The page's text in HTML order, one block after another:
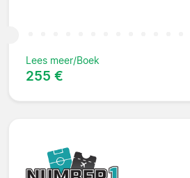
Lees meer/Boek
255 €